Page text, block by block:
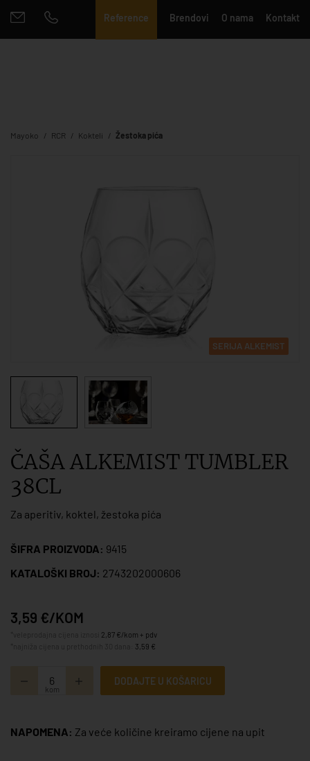
Reference Brendovi O nama Kontakt
Mayoko RCR Kokteli Žestoka pića
SERIJA ALKEMIST
ČAŠA ALKEMIST TUMBLER
38CL
Za aperitiv, koktel, žestoka pića
ŠIFRA PROIZVODA: 9415
KATALOŠKI BROJ: 2743202000606
3,59 €/KOM
2,87 €/kom + pdv
3,59 €
kom
DODAJTE U KOŠARICU
NAPOMENA: Za veće količine kreiramo cijene na upit